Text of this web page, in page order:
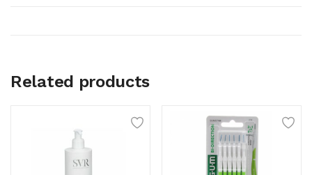
Related products